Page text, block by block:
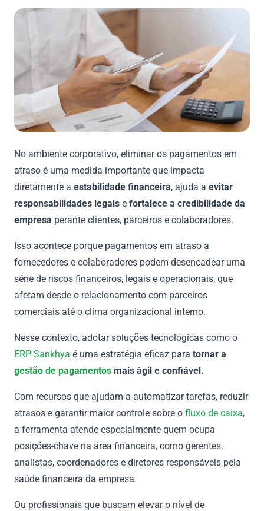
No ambiente corporativo, eliminar os pagamentos em
atraso é uma medida importante que impacta
diretamente a estabilidade financeira, ajuda a evitar
responsabilidades legais e fortalece a credibilidade da
empresa perante clientes, parceiros e colaboradores.
Isso acontece porque pagamentos em atraso a
fornecedores e colaboradores podem desencadear uma
série de riscos financeiros, legais e operacionais, que
afetam desde o relacionamento com parceiros
comerciais até o clima organizacional interno.
Nesse contexto, adotar soluções tecnológicas como o
ERP Sankhya é uma estratégia eficaz para tornar a
gestão de pagamentos mais ágil e confiável.
Com recursos que ajudam a automatizar tarefas, reduzir
atrasos e garantir maior controle sobre o fluxo de caixa,
a ferramenta atende especialmente quem ocupa
posições-chave na área financeira, como gerentes,
analistas, coordenadores e diretores responsáveis pela
saúde financeira da empresa.
Ou profissionais que buscam elevar o nível de